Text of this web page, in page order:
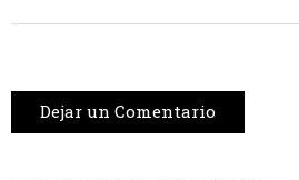
Dejar un Comentario